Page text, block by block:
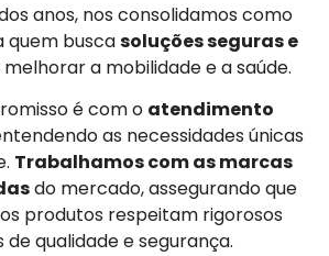
anos, nos consolidamos como
quem buscasoluções seguras e
a mobilidade e a saúde.
é com o atendimento
as necessidades únicas
Trabalhamos com as marcas
do mercado, assegurando que
produtos respeitam rigorosos
de qualidade e segurança.